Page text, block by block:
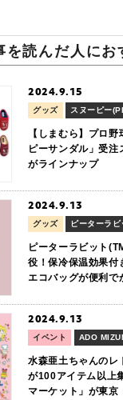
を読んだ人にお
2024.9.15
グッズ スヌーピー
【しまむら】プロ
ピーサンダル」受注
がラインナップ
2024.9.13
グッズ ピーターラビ
ピーターラビット
役！保冷保温効果付
エコバッグが便利で
2024.9.13
イベント ADO
水森亜土ちゃんのレ
が100アイテム以上
マーケット」が東京